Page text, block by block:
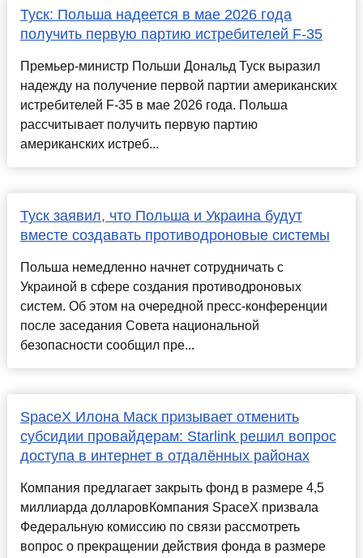
Туск: Польша надеется в мае 2026 года
получить первую партию истребителей F-35
Премьер-министр Польши Дональд Туск выразил
надежду на получение первой партии американских
истребителей F-35 в мае 2026 года. Польша
рассчитывает получить первую партию
американских истреб...
Туск заявил, что Польша и Украина будут
вместе создавать противодроновые системы
Польша немедленно начнет сотрудничать с
Украиной в сфере создания противодроновых
систем. Об этом на очередной пресс-конференции
после заседания Совета национальной
безопасности сообщил пре...
SpaceX Илона Маск призывает отменить
субсидии провайдерам: Starlink решил вопрос
доступа в интернет в отдалённых районах
Компания предлагает закрыть фонд в размере 4,5
миллиарда долларовКомпания SpaceX призвала
Федеральную комиссию по связи рассмотреть
вопрос о прекращении действия фонда в размере